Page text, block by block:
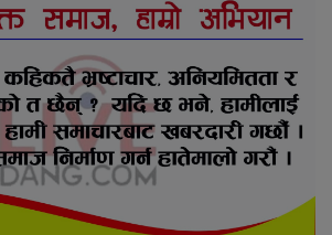
राप्ती आधारभूत अस्पतालमा शुक्रबार
निःशुल्क विशेषज्ञ स्वास्थ्य शिविर
सञ्चालन हुने